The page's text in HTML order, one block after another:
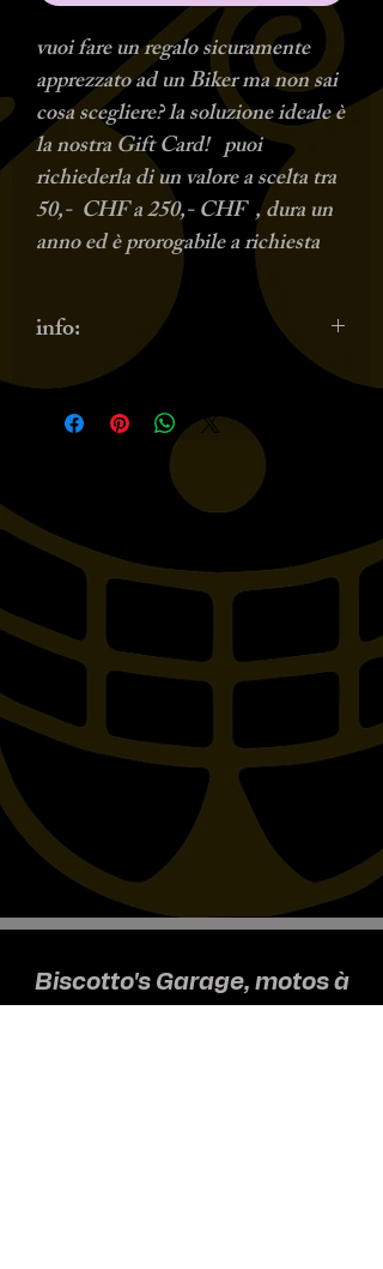
vuoi fare un regalo sicuramente
apprezzato ad un Biker ma non sai
cosa scegliere? la soluzione ideale è
la nostra Gift Card! puoi
richiederla di un valore a scelta tra
50,- CHF a 250,- CHF , dura un
anno ed è prorogabile a richiesta
info:
La gift card hanno valori
preimpostati da 50,- a 250,- CHF;
è possibile richiedere valori
superiori contattandoci oppure
ordinando piu' gift card e
specificando di volerne una
cumulativa dei valori.
La gift card puo' essere prorogata
di anno in anno, basterà
comunicarcelo almeno 3 giorni
prima della scadenza
Biscotto's Garage, motos à